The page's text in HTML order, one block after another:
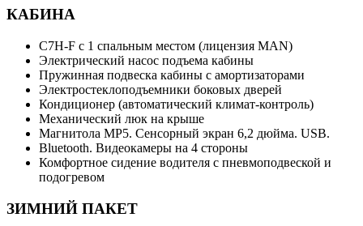
КАБИНА
C7H-F с 1 спальным местом (лицензия MAN)
Электрический насос подъема кабины
Пружинная подвеска кабины с амортизаторами
Электростеклоподъемники боковых дверей
Кондиционер (автоматический климат-контроль)
Механический люк на крыше
Магнитола MP5. Сенсорный экран 6,2 дюйма. USB.
Bluetooth. Видеокамеры на 4 стороны
Комфортное сидение водителя с пневмоподвеской и
подогревом
ЗИМНИЙ ПАКЕТ